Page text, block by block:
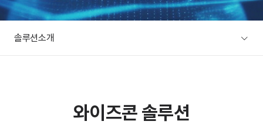
솔루션소개
와이즈콘 솔루션